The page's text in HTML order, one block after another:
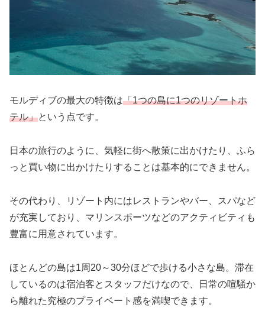
モルディブの最大の特徴は「1つの島に1つのリゾートホ
テル」という点です。
日本の旅行のように、気軽に街へ散策に出かけたり、ふら
っと買い物に出かけたりすることは基本的にできません。
その代わり、リゾート内にはレストランやバー、スパなど
が充実しており、マリンスポーツなどのアクティビティも
豊富に用意されています。
ほとんどの島は1周20～30分ほどで歩ける小さな島。滞在
しているのは宿泊客とスタッフだけなので、日常の喧騒か
ら離れた究極のプライベート感を満喫できます。